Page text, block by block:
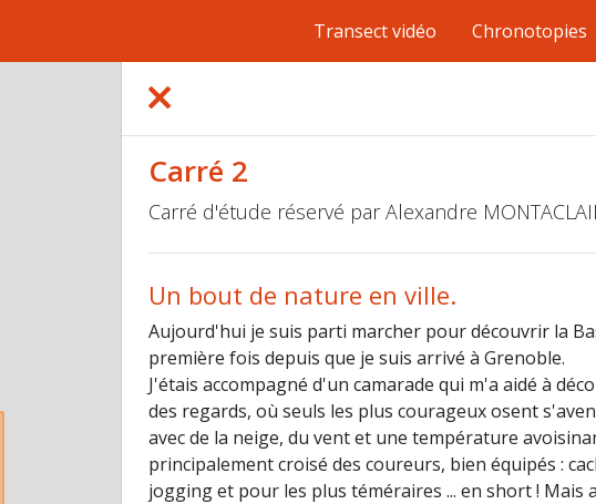
Transect vidéo Chronotopies
Carré 2
Carré d'étude réservé par Alexandre
Un bout de nature en ville.
Aujourd'hui je suis parti marcher pour découvrir la
première fois depuis que je suis arrivé à Grenoble.
J'étais accompagné d'un camarade qui m'a aidé à
des regards, où seuls les plus courageux osent
avec de la neige, du vent et une température
principalement croisé des coureurs, bien équipés :
jogging et pour les plus téméraires ... en short ! Mais